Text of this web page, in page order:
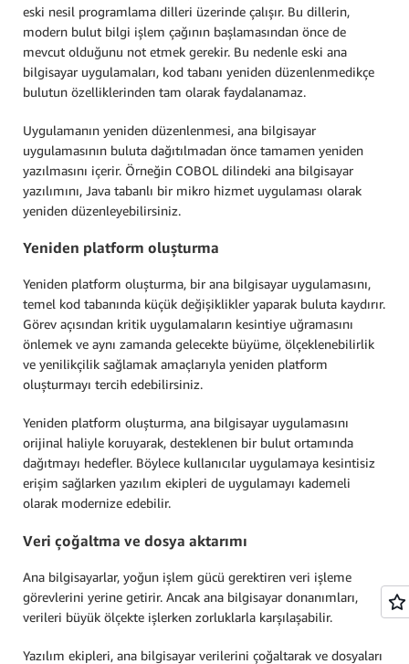
eski nesil programlama dilleri üzerinde çalışır. Bu dillerin,
modern bulut bilgi işlem çağının başlamasından önce de
mevcut olduğunu not etmek gerekir. Bu nedenle eski ana
bilgisayar uygulamaları, kod tabanı yeniden düzenlenmedikçe
bulutun özelliklerinden tam olarak faydalanamaz.
Uygulamanın yeniden düzenlenmesi, ana bilgisayar
uygulamasının buluta dağıtılmadan önce tamamen yeniden
yazılmasını içerir. Örneğin COBOL dilindeki ana bilgisayar
yazılımını, Java tabanlı bir mikro hizmet uygulaması olarak
yeniden düzenleyebilirsiniz.
Yeniden platform oluşturma
Yeniden platform oluşturma, bir ana bilgisayar uygulamasını,
temel kod tabanında küçük değişiklikler yaparak buluta kaydırır.
Görev açısından kritik uygulamaların kesintiye uğramasını
önlemek ve aynı zamanda gelecekte büyüme, ölçeklenebilirlik
ve yenilikçilik sağlamak amaçlarıyla yeniden platform
oluşturmayı tercih edebilirsiniz.
Yeniden platform oluşturma, ana bilgisayar uygulamasını
orijinal haliyle koruyarak, desteklenen bir bulut ortamında
dağıtmayı hedefler. Böylece kullanıcılar uygulamaya kesintisiz
erişim sağlarken yazılım ekipleri de uygulamayı kademeli
olarak modernize edebilir.
Veri çoğaltma ve dosya aktarımı
Ana bilgisayarlar, yoğun işlem gücü gerektiren veri işleme
görevlerini yerine getirir. Ancak ana bilgisayar donanımları,
verileri büyük ölçekte işlerken zorluklarla karşılaşabilir.
Yazılım ekipleri, ana bilgisayar verilerini çoğaltarak ve dosyaları